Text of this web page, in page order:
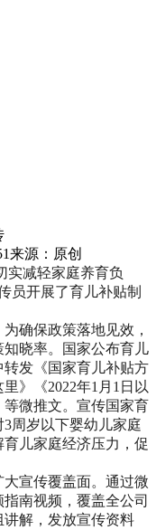
来源：原创
减轻家庭养育负
员开展了育儿补贴制
确保政策落地见效，
晓率。国家公布育儿
发《国家育儿补贴方
》《2022年1月1日以
微推文。宣传国家育
3周岁以下婴幼儿家庭
儿家庭经济压力，促
宣传覆盖面。通过微
南视频，覆盖全公司
讲解，发放宣传资料